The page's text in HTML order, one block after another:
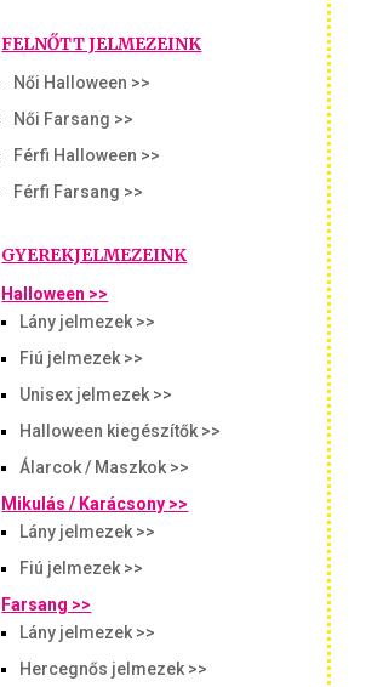
FELNŐTT JELMEZEINK
Női Halloween >>
Női Farsang >>
Férfi Halloween >>
Férfi Farsang >>
GYEREKJELMEZEINK
Halloween >>
Lány jelmezek >>
Fiú jelmezek >>
Unisex jelmezek >>
Halloween kiegészítők >>
Álarcok / Maszkok >>
Mikulás / Karácsony >>
Lány jelmezek >>
Fiú jelmezek >>
Farsang >>
Lány jelmezek >>
Hercegnős jelmezek >>